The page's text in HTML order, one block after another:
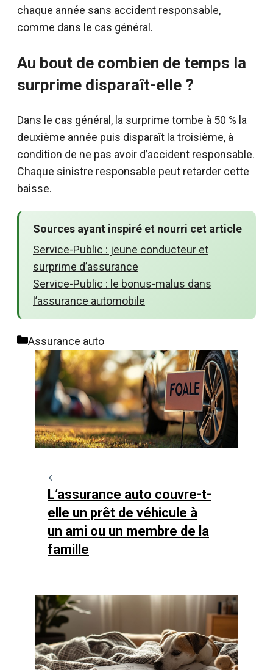
chaque année sans accident responsable,
comme dans le cas général.
Au bout de combien de temps la
surprime disparaît-elle ?
Dans le cas général, la surprime tombe à 50 % la
deuxième année puis disparaît la troisième, à
condition de ne pas avoir d’accident responsable.
Chaque sinistre responsable peut retarder cette
baisse.
Sources ayant inspiré et nourri cet article
Service-Public : jeune conducteur et
surprime d’assurance
Service-Public : le bonus-malus dans
l’assurance automobile
Catégories
Assurance auto
L’assurance auto couvre-t-
elle un prêt de véhicule à
un ami ou un membre de la
famille